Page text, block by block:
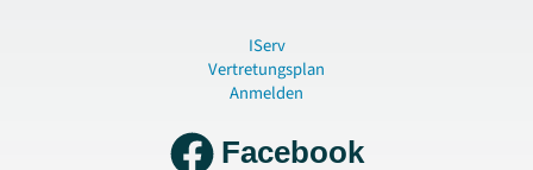
IServ
Vertretungsplan
Anmelden
Facebook